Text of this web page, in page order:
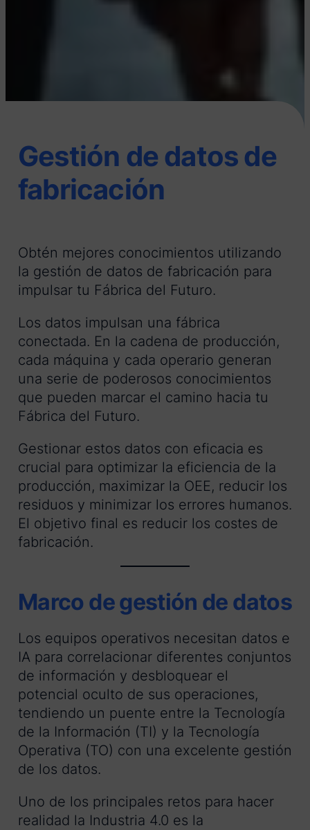
Gestión de datos de
fabricación
Obtén mejores conocimientos utilizando
la gestión de datos de fabricación para
impulsar tu Fábrica del Futuro.
Los datos impulsan una fábrica
conectada. En la cadena de producción,
cada máquina y cada operario generan
una serie de poderosos conocimientos
que pueden marcar el camino hacia tu
Fábrica del Futuro.
Gestionar estos datos con eficacia es
crucial para optimizar la eficiencia de la
producción, maximizar la OEE, reducir los
residuos y minimizar los errores humanos.
El objetivo final es reducir los costes de
fabricación.
Marco de gestión de datos
Los equipos operativos necesitan datos e
IA para correlacionar diferentes conjuntos
de información y desbloquear el
potencial oculto de sus operaciones,
tendiendo un puente entre la Tecnología
de la Información (TI) y la Tecnología
Operativa (TO) con una excelente gestión
de los datos.
Uno de los principales retos para hacer
realidad la Industria 4.0 es la